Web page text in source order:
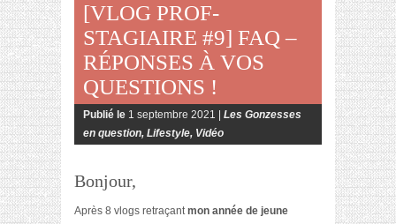
[VLOG PROF-
STAGIAIRE #9] FAQ –
RÉPONSES À VOS
QUESTIONS !
Publié le 1 septembre 2021 | Les Gonzesses
en question, Lifestyle, Vidéo
Bonjour,
Après 8 vlogs retraçantmon année de jeune